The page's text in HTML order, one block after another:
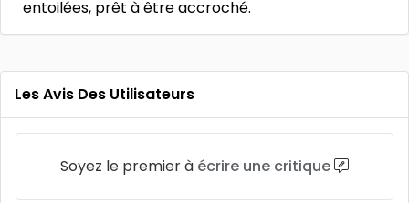
entoilées, prêt à être accroché.
Les Avis Des Utilisateurs
Soyez le premier à écrire une critique